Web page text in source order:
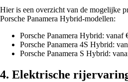
Hier is een overzicht van de mogelijke
Porsche Panamera Hybrid-modellen:
Porsche Panamera Hybrid: vanaf
Porsche Panamera 4S Hybrid:
Porsche Panamera S Hybrid:
4. Elektrische